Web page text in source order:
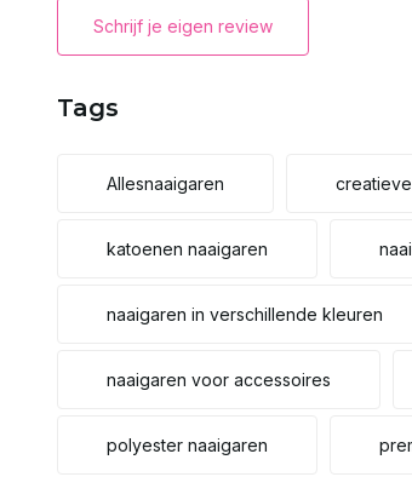
Schrijf je eigen review
Tags
Allesnaaigaren
katoenen naaigaren
naaigaren in verschillende kleuren
naaigaren voor accessoires
polyester naaigaren